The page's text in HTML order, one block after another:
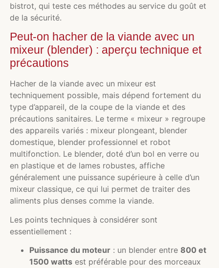
bistrot, qui teste ces méthodes au service du goût et
de la sécurité.
Peut-on hacher de la viande avec un
mixeur (blender) : aperçu technique et
précautions
Hacher de la viande avec un mixeur est
techniquement possible, mais dépend fortement du
type d’appareil, de la coupe de la viande et des
précautions sanitaires. Le terme « mixeur » regroupe
des appareils variés : mixeur plongeant, blender
domestique, blender professionnel et robot
multifonction. Le blender, doté d’un bol en verre ou
en plastique et de lames robustes, affiche
généralement une puissance supérieure à celle d’un
mixeur classique, ce qui lui permet de traiter des
aliments plus denses comme la viande.
Les points techniques à considérer sont
essentiellement :
Puissance du moteur : un blender entre 800 et
1500 watts est préférable pour des morceaux